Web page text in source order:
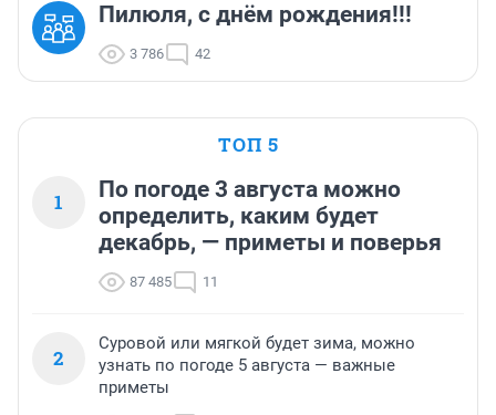
Пилюля, с днём рождения!!!
3 786 42
ТОП 5
1
По погоде 3 августа можно
определить, каким будет
декабрь, — приметы и поверья
87 485 11
2
Суровой или мягкой будет зима, можно
узнать по погоде 5 августа — важные
приметы